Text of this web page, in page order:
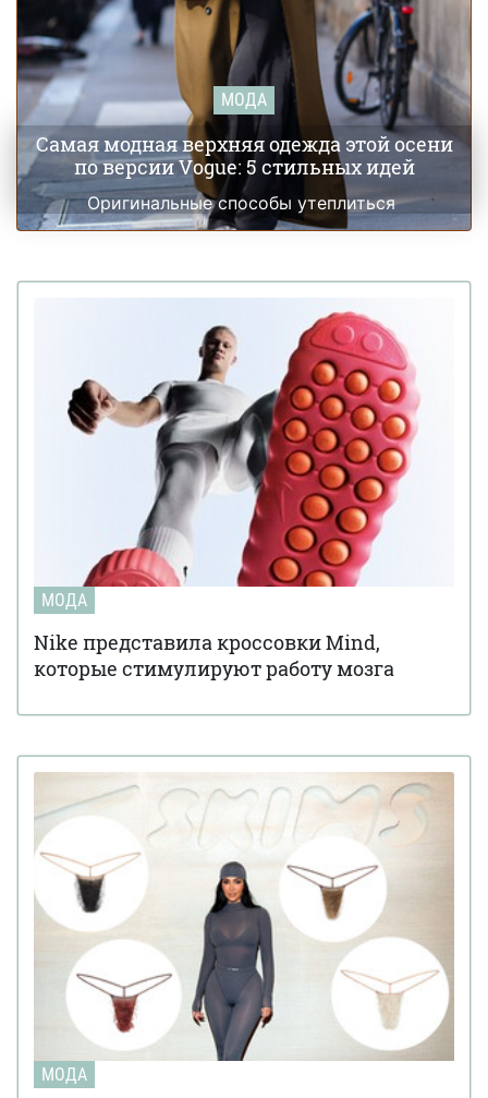
МОДА
Самая модная верхняя одежда этой осени
по версии Vogue: 5 стильных идей
Оригинальные способы утеплиться
МОДА
Nike представила кроссовки Mind,
которые стимулируют работу мозга
МОДА